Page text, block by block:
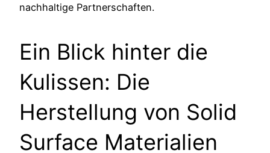
nachhaltige Partnerschaften.
Ein Blick hinter die
Kulissen: Die
Herstellung von Solid
Surface Materialien